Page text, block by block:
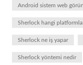
Android sistem web
Sherlock hangi
Sherlock ne iş yapar
Sherlock yöntemi nedir